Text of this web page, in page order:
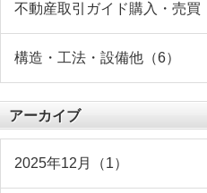
不動産取引ガイド購入・売買
構造・工法・設備他（6）
アーカイブ
2025年12月（1）